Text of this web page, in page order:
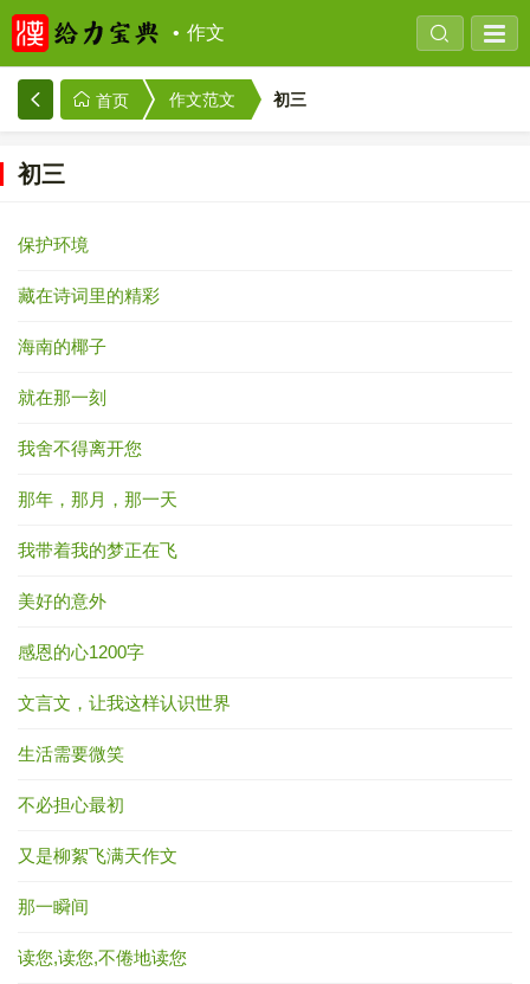
作文
首页 作文范文 初三
初三
保护环境
藏在诗词里的精彩
海南的椰子
就在那一刻
我舍不得离开您
那年，那月，那一天
我带着我的梦正在飞
美好的意外
感恩的心1200字
文言文，让我这样认识世界
生活需要微笑
不必担心最初
又是柳絮飞满天作文
那一瞬间
读您,读您,不倦地读您